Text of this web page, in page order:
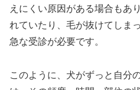
えにくい原因がある場合もあ
れていたり、毛が抜けてしま
急な受診が必要です。
このように、犬がずっと自分